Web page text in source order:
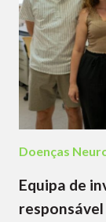
Doenças
Equipa de